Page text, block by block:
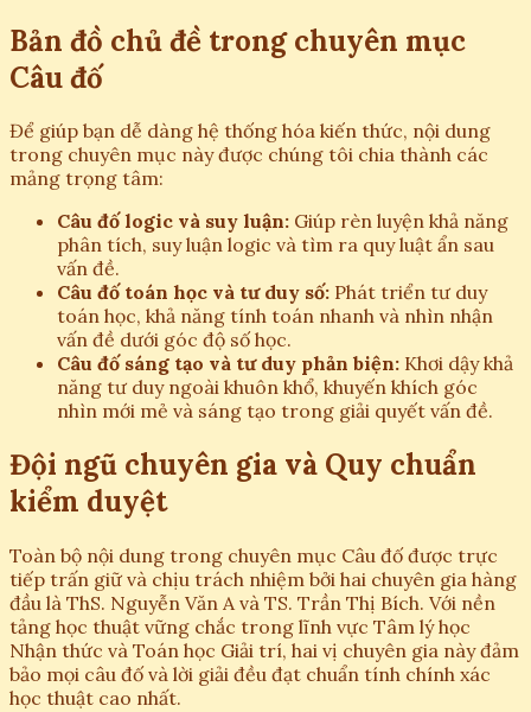
Bản đồ chủ đề trong chuyên mục
Câu đố
Để giúp bạn dễ dàng hệ thống hóa kiến thức, nội dung
trong chuyên mục này được chúng tôi chia thành các
mảng trọng tâm:
Câu đố logic và suy luận: Giúp rèn luyện khả năng
phân tích, suy luận logic và tìm ra quy luật ẩn sau
vấn đề.
Câu đố toán học và tư duy số: Phát triển tư duy
toán học, khả năng tính toán nhanh và nhìn nhận
vấn đề dưới góc độ số học.
Câu đố sáng tạo và tư duy phản biện: Khơi dậy khả
năng tư duy ngoài khuôn khổ, khuyến khích góc
nhìn mới mẻ và sáng tạo trong giải quyết vấn đề.
Đội ngũ chuyên gia và Quy chuẩn
kiểm duyệt
Toàn bộ nội dung trong chuyên mục Câu đố được trực
tiếp trấn giữ và chịu trách nhiệm bởi hai chuyên gia hàng
đầu là ThS. Nguyễn Văn A và TS. Trần Thị Bích. Với nền
tảng học thuật vững chắc trong lĩnh vực Tâm lý học
Nhận thức và Toán học Giải trí, hai vị chuyên gia này đảm
bảo mọi câu đố và lời giải đều đạt chuẩn tính chính xác
học thuật cao nhất.